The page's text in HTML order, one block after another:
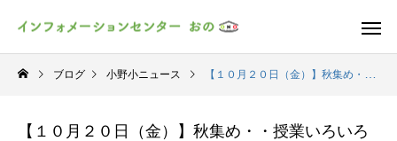
ブログ 小野小ニュース 【１０月２０日（金）】秋集め・・授業いろいろ〔修学旅行シリーズ④付〕
【１０月２０日（金）】秋集め・・授業いろいろ